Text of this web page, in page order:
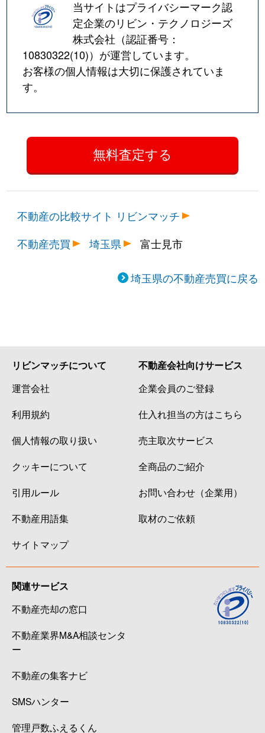
当サイトはプライバシーマーク認
定企業のリビン・テクノロジーズ
株式会社（認証番号：
10830322(10)）が運営しています。
お客様の個人情報は大切に保護されていま
す。
不動産の比較サイト リビンマッチ
不動産売買
埼玉県 富士見市
埼玉県の不動産売買に戻る
リビンマッチについて
運営会社
利用規約
個人情報の取り扱い
クッキーについて
引用ルール
不動産用語集
サイトマップ
不動産会社向けサービス
企業会員のご登録
仕入れ担当の方はこちら
売主取次サービス
全商品のご紹介
お問い合わせ（企業用）
取材のご依頼
関連サービス
不動産売却の窓口
不動産業界M&A相談センタ
ー
不動産の集客ナビ
SMSハンター
管理戸数ふえるくん